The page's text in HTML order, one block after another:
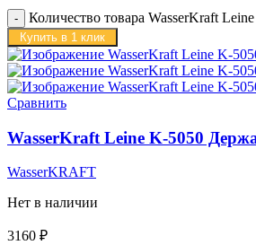
Количество товара WasserKraft
Купить в 1 клик
Сравнить
WasserKraft Leine K-5050
WasserKRAFT
Нет в наличии
3160 ₽